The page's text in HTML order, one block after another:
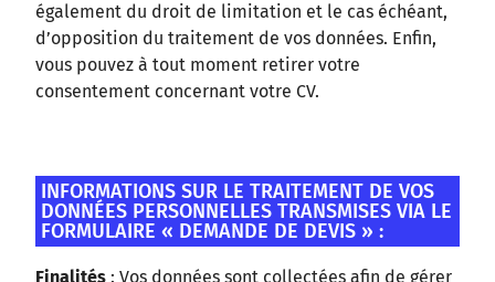
également du droit de limitation et le cas échéant,
d’opposition du traitement de vos données. Enfin,
vous pouvez à tout moment retirer votre
consentement concernant votre CV.
INFORMATIONS SUR LE TRAITEMENT DE VOS
DONNÉES PERSONNELLES TRANSMISES VIA LE
FORMULAIRE « DEMANDE DE DEVIS » :
Finalités : Vos données sont collectées afin de gérer